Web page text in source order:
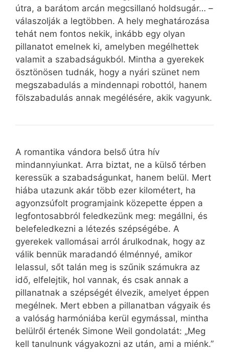
útra, a barátom arcán megcsillanó holdsugár… –
válaszolják a legtöbben. A hely meghatározása
tehát nem fontos nekik, inkább egy olyan
pillanatot emelnek ki, amelyben megélhettek
valamit a szabadságukból. Mintha a gyerekek
ösztönösen tudnák, hogy a nyári szünet nem
megszabadulás a mindennapi robottól, hanem
fölszabadulás annak megélésére, akik vagyunk.
A romantika vándora belső útra hív
mindannyiunkat. Arra biztat, ne a külső térben
keressük a szabadságunkat, hanem belül. Mert
hiába utazunk akár több ezer kilométert, ha
agyonzsúfolt programjaink közepette éppen a
legfontosabbról feledkezünk meg: megállni, és
belefeledkezni a létezés szépségébe. A
gyerekek vallomásai arról árulkodnak, hogy az
válik bennük maradandó élménnyé, amikor
lelassul, sőt talán meg is szűnik számukra az
idő, elfelejtik, hol vannak, és csak annak a
pillanatnak a szépségét élvezik, amelyet éppen
megélnek. Mert ebben a pillanatban vágyaik és
a valóság harmóniába kerül egymással, mintha
belülről értenék Simone Weil gondolatát: „Meg
kell tanulnunk vágyakozni az után, ami a miénk.”